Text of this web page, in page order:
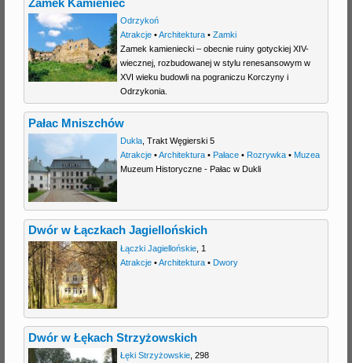
Zamek Kamieniec
Odrzykoń
Atrakcje•Architektura• Zamki
Zamek kamieniecki – obecnie ruiny gotyckiej XIV-
wiecznej, rozbudowanej w stylu renesansowym w
XVI wieku budowli na pograniczu Korczyny i
Odrzykonia.
Pałac Mniszchów
Dukla, Trakt Węgierski 5
Atrakcje•Architektura• Pałace• Rozrywka• Muzea
Muzeum Historyczne - Pałac w Dukli
Dwór w Łączkach Jagiellońskich
Łączki Jagiellońskie, 1
Atrakcje•Architektura• Dwory
Dwór w Łękach Strzyżowskich
Łęki Strzyżowskie, 298